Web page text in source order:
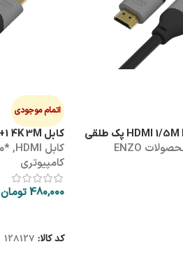
*محصولات ENZO
اتمام موجودی
کابل ENZO HDMI 19+1 4K 3M
کابل HDMI ,
کامپیوتری
480,000تومان
کد کالا: 128127